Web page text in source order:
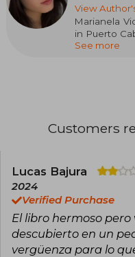
View
Marianela
in Puerto
2000. Her
poetry
Her work
than
them to find
each verse,
meaning
eyes of a poet.
See more
Customers
Lucas Bajura
2024
Verified Purchase
El libro hermoso
descubierto en un
vergüenza para lo